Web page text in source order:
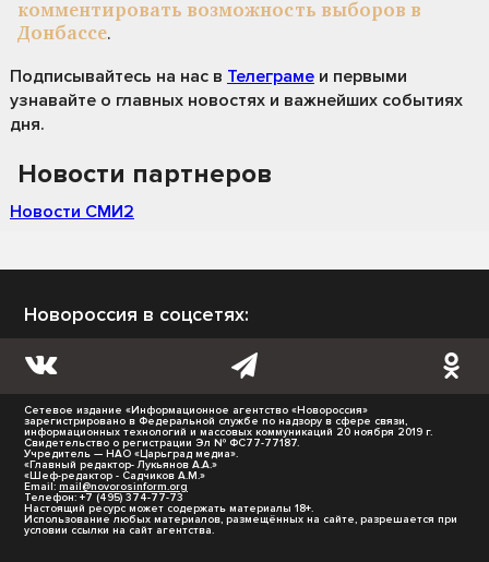
комментировать возможность выборов в
Донбассе.
Подписывайтесь на нас в Телеграме и первыми
узнавайте о главных новостях и важнейших событиях
дня.
Новости партнеров
Новости СМИ2
Новороссия в соцсетях:
Сетевое издание «Информационное агентство «Новороссия»
зарегистрировано в Федеральной службе по надзору в сфере связи,
информационных технологий и массовых коммуникаций 20 ноября 2019 г.
Свидетельство о регистрации Эл № ФС77-77187.
Учредитель — НАО «Царьград медиа».
«Главный редактор- Лукьянов А.А.»
«Шеф-редактор - Садчиков А.М.»
Email: mail@novorosinform.org
Телефон: +7 (495) 374-77-73
Настоящий ресурс может содержать материалы 18+.
Использование любых материалов, размещённых на сайте, разрешается при
условии ссылки на сайт агентства.